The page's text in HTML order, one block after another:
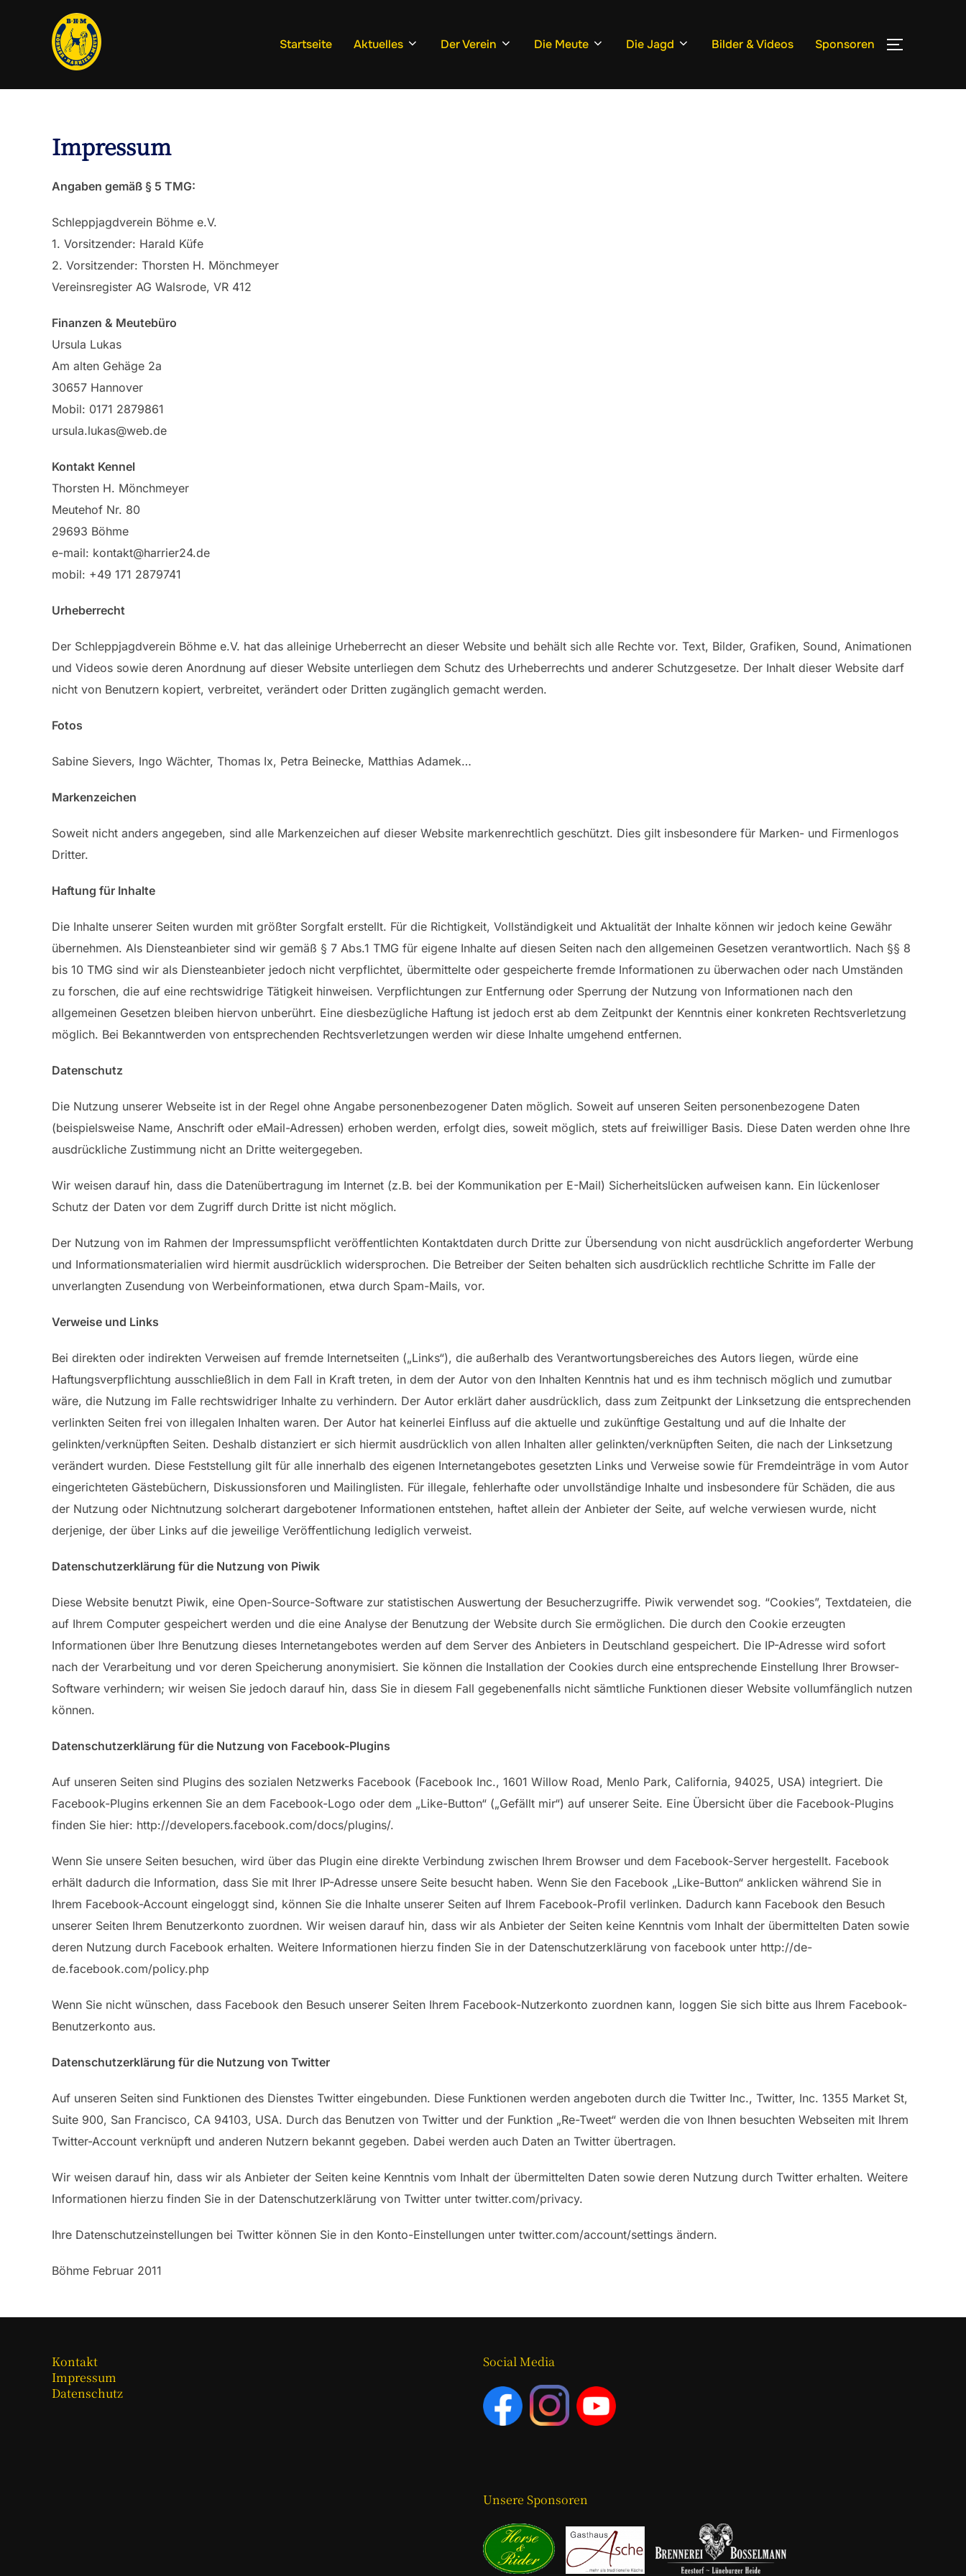
Startseite Aktuelles Der Verein Die Meute Die Jagd Bilder & Videos Sponsoren
Impressum
Angaben gemäß § 5 TMG:
Schleppjagdverein Böhme e.V.
1. Vorsitzender: Harald Küfe
2. Vorsitzender: Thorsten H. Mönchmeyer
Vereinsregister AG Walsrode, VR 412
Finanzen & Meutebüro
Ursula Lukas
Am alten Gehäge 2a
30657 Hannover
Mobil: 0171 2879861
ursula.lukas@web.de
Kontakt Kennel
Thorsten H. Mönchmeyer
Meutehof Nr. 80
29693 Böhme
e-mail: kontakt@harrier24.de
mobil: +49 171 2879741
Urheberrecht
Der Schleppjagdverein Böhme e.V. hat das alleinige Urheberrecht an dieser Website und behält sich alle Rechte vor. Text, Bilder, Grafiken, Sound, Animationen
und Videos sowie deren Anordnung auf dieser Website unterliegen dem Schutz des Urheberrechts und anderer Schutzgesetze. Der Inhalt dieser Website darf
nicht von Benutzern kopiert, verbreitet, verändert oder Dritten zugänglich gemacht werden.
Fotos
Sabine Sievers, Ingo Wächter, Thomas Ix, Petra Beinecke, Matthias Adamek…
Markenzeichen
Soweit nicht anders angegeben, sind alle Markenzeichen auf dieser Website markenrechtlich geschützt. Dies gilt insbesondere für Marken- und Firmenlogos
Dritter.
Haftung für Inhalte
Die Inhalte unserer Seiten wurden mit größter Sorgfalt erstellt. Für die Richtigkeit, Vollständigkeit und Aktualität der Inhalte können wir jedoch keine Gewähr
übernehmen. Als Diensteanbieter sind wir gemäß § 7 Abs.1 TMG für eigene Inhalte auf diesen Seiten nach den allgemeinen Gesetzen verantwortlich. Nach §§ 8
bis 10 TMG sind wir als Diensteanbieter jedoch nicht verpflichtet, übermittelte oder gespeicherte fremde Informationen zu überwachen oder nach Umständen
zu forschen, die auf eine rechtswidrige Tätigkeit hinweisen. Verpflichtungen zur Entfernung oder Sperrung der Nutzung von Informationen nach den
allgemeinen Gesetzen bleiben hiervon unberührt. Eine diesbezügliche Haftung ist jedoch erst ab dem Zeitpunkt der Kenntnis einer konkreten Rechtsverletzung
möglich. Bei Bekanntwerden von entsprechenden Rechtsverletzungen werden wir diese Inhalte umgehend entfernen.
Datenschutz
Die Nutzung unserer Webseite ist in der Regel ohne Angabe personenbezogener Daten möglich. Soweit auf unseren Seiten personenbezogene Daten
(beispielsweise Name, Anschrift oder eMail-Adressen) erhoben werden, erfolgt dies, soweit möglich, stets auf freiwilliger Basis. Diese Daten werden ohne Ihre
ausdrückliche Zustimmung nicht an Dritte weitergegeben.
Wir weisen darauf hin, dass die Datenübertragung im Internet (z.B. bei der Kommunikation per E-Mail) Sicherheitslücken aufweisen kann. Ein lückenloser
Schutz der Daten vor dem Zugriff durch Dritte ist nicht möglich.
Der Nutzung von im Rahmen der Impressumspflicht veröffentlichten Kontaktdaten durch Dritte zur Übersendung von nicht ausdrücklich angeforderter Werbung
und Informationsmaterialien wird hiermit ausdrücklich widersprochen. Die Betreiber der Seiten behalten sich ausdrücklich rechtliche Schritte im Falle der
unverlangten Zusendung von Werbeinformationen, etwa durch Spam-Mails, vor.
Verweise und Links
Bei direkten oder indirekten Verweisen auf fremde Internetseiten („Links“), die außerhalb des Verantwortungsbereiches des Autors liegen, würde eine
Haftungsverpflichtung ausschließlich in dem Fall in Kraft treten, in dem der Autor von den Inhalten Kenntnis hat und es ihm technisch möglich und zumutbar
wäre, die Nutzung im Falle rechtswidriger Inhalte zu verhindern. Der Autor erklärt daher ausdrücklich, dass zum Zeitpunkt der Linksetzung die entsprechenden
verlinkten Seiten frei von illegalen Inhalten waren. Der Autor hat keinerlei Einfluss auf die aktuelle und zukünftige Gestaltung und auf die Inhalte der
gelinkten/verknüpften Seiten. Deshalb distanziert er sich hiermit ausdrücklich von allen Inhalten aller gelinkten/verknüpften Seiten, die nach der Linksetzung
verändert wurden. Diese Feststellung gilt für alle innerhalb des eigenen Internetangebotes gesetzten Links und Verweise sowie für Fremdeinträge in vom Autor
eingerichteten Gästebüchern, Diskussionsforen und Mailinglisten. Für illegale, fehlerhafte oder unvollständige Inhalte und insbesondere für Schäden, die aus
der Nutzung oder Nichtnutzung solcherart dargebotener Informationen entstehen, haftet allein der Anbieter der Seite, auf welche verwiesen wurde, nicht
derjenige, der über Links auf die jeweilige Veröffentlichung lediglich verweist.
Datenschutzerklärung für die Nutzung von Piwik
Diese Website benutzt Piwik, eine Open-Source-Software zur statistischen Auswertung der Besucherzugriffe. Piwik verwendet sog. “Cookies”, Textdateien, die
auf Ihrem Computer gespeichert werden und die eine Analyse der Benutzung der Website durch Sie ermöglichen. Die durch den Cookie erzeugten
Informationen über Ihre Benutzung dieses Internetangebotes werden auf dem Server des Anbieters in Deutschland gespeichert. Die IP-Adresse wird sofort
nach der Verarbeitung und vor deren Speicherung anonymisiert. Sie können die Installation der Cookies durch eine entsprechende Einstellung Ihrer Browser-
Software verhindern; wir weisen Sie jedoch darauf hin, dass Sie in diesem Fall gegebenenfalls nicht sämtliche Funktionen dieser Website vollumfänglich nutzen
können.
Datenschutzerklärung für die Nutzung von Facebook-Plugins
Auf unseren Seiten sind Plugins des sozialen Netzwerks Facebook (Facebook Inc., 1601 Willow Road, Menlo Park, California, 94025, USA) integriert. Die
Facebook-Plugins erkennen Sie an dem Facebook-Logo oder dem „Like-Button“ („Gefällt mir“) auf unserer Seite. Eine Übersicht über die Facebook-Plugins
finden Sie hier: http://developers.facebook.com/docs/plugins/.
Wenn Sie unsere Seiten besuchen, wird über das Plugin eine direkte Verbindung zwischen Ihrem Browser und dem Facebook-Server hergestellt. Facebook
erhält dadurch die Information, dass Sie mit Ihrer IP-Adresse unsere Seite besucht haben. Wenn Sie den Facebook „Like-Button“ anklicken während Sie in
Ihrem Facebook-Account eingeloggt sind, können Sie die Inhalte unserer Seiten auf Ihrem Facebook-Profil verlinken. Dadurch kann Facebook den Besuch
unserer Seiten Ihrem Benutzerkonto zuordnen. Wir weisen darauf hin, dass wir als Anbieter der Seiten keine Kenntnis vom Inhalt der übermittelten Daten sowie
deren Nutzung durch Facebook erhalten. Weitere Informationen hierzu finden Sie in der Datenschutzerklärung von facebook unter http://de-
de.facebook.com/policy.php
Wenn Sie nicht wünschen, dass Facebook den Besuch unserer Seiten Ihrem Facebook-Nutzerkonto zuordnen kann, loggen Sie sich bitte aus Ihrem Facebook-
Benutzerkonto aus.
Datenschutzerklärung für die Nutzung von Twitter
Auf unseren Seiten sind Funktionen des Dienstes Twitter eingebunden. Diese Funktionen werden angeboten durch die Twitter Inc., Twitter, Inc. 1355 Market St,
Suite 900, San Francisco, CA 94103, USA. Durch das Benutzen von Twitter und der Funktion „Re-Tweet“ werden die von Ihnen besuchten Webseiten mit Ihrem
Twitter-Account verknüpft und anderen Nutzern bekannt gegeben. Dabei werden auch Daten an Twitter übertragen.
Wir weisen darauf hin, dass wir als Anbieter der Seiten keine Kenntnis vom Inhalt der übermittelten Daten sowie deren Nutzung durch Twitter erhalten. Weitere
Informationen hierzu finden Sie in der Datenschutzerklärung von Twitter unter twitter.com/privacy.
Ihre Datenschutzeinstellungen bei Twitter können Sie in den Konto-Einstellungen unter twitter.com/account/settings ändern.
Böhme Februar 2011
Kontakt
Impressum
Datenschutz
Social Media
Unsere Sponsoren